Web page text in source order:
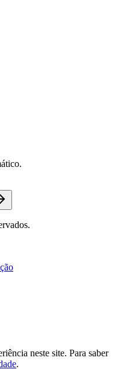
neste site. Para saber
.